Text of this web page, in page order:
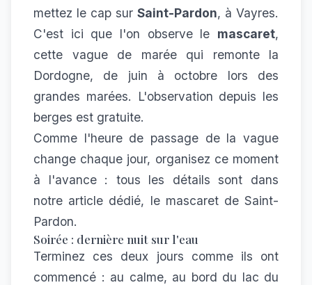
mettez le cap sur Saint-Pardon, à Vayres.
C'est ici que l'on observe le mascaret,
cette vague de marée qui remonte la
Dordogne, de juin à octobre lors des
grandes marées. L'observation depuis les
berges est gratuite.
Comme l'heure de passage de la vague
change chaque jour, organisez ce moment
à l'avance : tous les détails sont dans
notre article dédié, le mascaret de Saint-
Pardon.
Soirée : dernière nuit sur l'eau
Terminez ces deux jours comme ils ont
commencé : au calme, au bord du lac du